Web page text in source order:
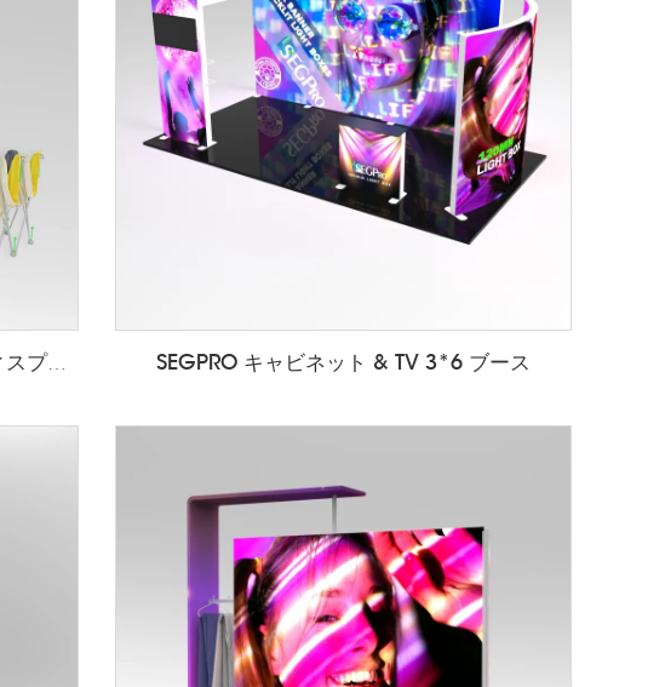
ベルクロ ファブリック ポップアップディスプレイ LT-09L2-A SEGPRO キャビネット & TV 3*6 ブース